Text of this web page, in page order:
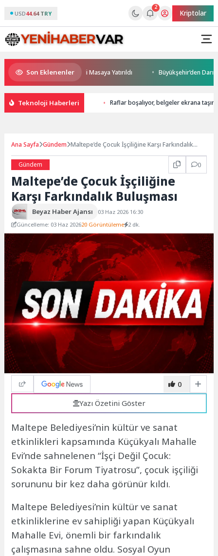
USD44.64 TRY
2
Kriptolar
Son Eklenenler
ve Yatırım Potansiyeli Masaya Yatırıldı Büyükşehir’den
Teknoloji Haberleri Raflar boşalıyor, belgeler ekrana
Ana Sayfa Gündem Maltepe’de Çocuk İşçiliğine Karşı Farkındalık
Gündem
0
Maltepe’de Çocuk İşçiliğine
Karşı Farkındalık Buluşması
Beyaz Haber Ajansı
03 Haz 2026 16:30
Güncelleme: 03 Haz 202620 Görüntüleme 2 dk.
0
Yazı Özetini Göster
Maltepe Belediyesi’nin kültür ve sanat
etkinlikleri kapsamında Küçükyalı Mahalle
Evi’nde sahnelenen “İşçi Değil Çocuk:
Sokakta Bir Forum Tiyatrosu”, çocuk işçiliği
sorununu bir kez daha görünür kıldı.
Maltepe Belediyesi’nin kültür ve sanat
etkinliklerine ev sahipliği yapan Küçükyalı
Mahalle Evi, önemli bir farkındalık
çalışmasına sahne oldu. Sosyal Oyun